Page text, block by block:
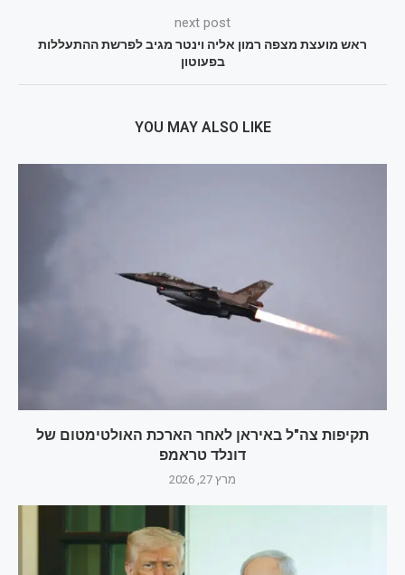
next post
ראש מועצת מצפה רמון אליה וינטר מגיב לפרשת ההתעללות
בפעוטון
YOU MAY ALSO LIKE
תקיפות צה"ל באיראן לאחר הארכת האולטימטום של
דונלד טראמפ
מרץ 27, 2026